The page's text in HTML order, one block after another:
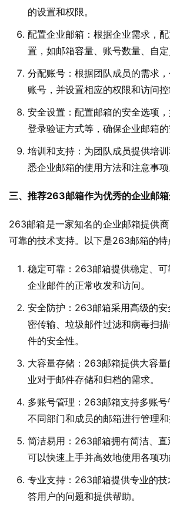
的设置和权限。
配置企业邮箱：根据企业需求，
置，如邮箱容量、账号数量、自定
分配账号：根据团队成员的需求
账号，并设置相应的权限和访问控
安全设置：配置邮箱的安全选项，
登录验证方式等，确保企业邮箱的
培训和支持：为团队成员提供培
悉企业邮箱的使用方法和注意事项
三、推荐263邮箱作为优秀的企业邮
263邮箱是一家知名的企业邮箱提供
可靠的技术支持。以下是263邮箱的特
稳定可靠：263邮箱提供稳定、
企业邮件的正常收发和访问。
安全防护：263邮箱采用高级的
密传输、垃圾邮件过滤和病毒扫
件的安全性。
大容量存储：263邮箱提供大容
业对于邮件存储和归档的需求。
多账号管理：263邮箱支持多账
不同部门和成员的邮箱进行管理和
简洁易用：263邮箱拥有简洁、
可以快速上手并高效地使用各项功
专业支持：263邮箱提供专业的
答用户的问题和提供帮助。